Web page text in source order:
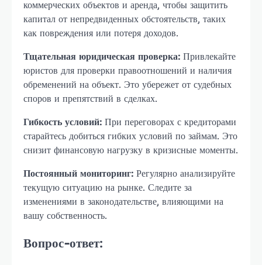
коммерческих объектов и аренда, чтобы защитить
капитал от непредвиденных обстоятельств, таких
как повреждения или потеря доходов.
Тщательная юридическая проверка: Привлекайте
юристов для проверки правоотношений и наличия
обременений на объект. Это убережет от судебных
споров и препятствий в сделках.
Гибкость условий: При переговорах с кредиторами
старайтесь добиться гибких условий по займам. Это
снизит финансовую нагрузку в кризисные моменты.
Постоянный мониторинг: Регулярно анализируйте
текущую ситуацию на рынке. Следите за
изменениями в законодательстве, влияющими на
вашу собственность.
Вопрос-ответ: